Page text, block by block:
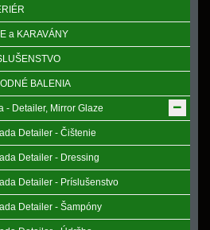
a KARAVÁNY
BALENIA
- Detailer, Mirror Glaze
Detailer - Čištenie
Detailer - Dressing
Detailer - Príslušenstvo
Detailer - Šampóny